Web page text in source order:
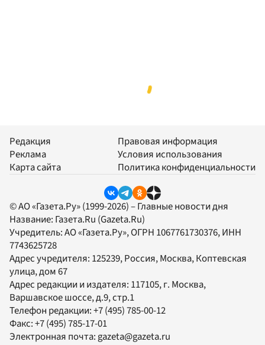
Редакция
Реклама
Карта сайта
Правовая информация
Условия использования
Политика конфиденциальности
© АО «Газета.Ру» (1999-2026) – Главные новости дня
Название: Газета.Ru (Gazeta.Ru)
Учредитель:АО «Газета.Ру», ОГРН 1067761730376, ИНН
7743625728
Адрес учредителя: 125239, Россия, Москва, Коптевская
улица, дом 67
Адрес редакции и издателя: 117105, г. Москва,
Варшавское шоссе, д.9, стр.1
Телефон редакции:+7 (495) 785-00-12
Факс:+7 (495) 785-17-01
Электронная почта:gazeta@gazeta.ru